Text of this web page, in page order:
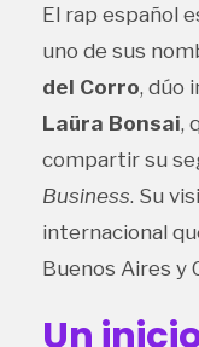
El rap español
uno de sus
del Corro, dúo
Laüra Bonsai,
compartir su
Business. Su
internacional
Buenos Aires y
Un